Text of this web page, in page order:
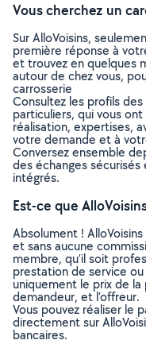
Vous cherchez un
Sur AlloVoisins,
première réponse à
et trouvez en quelques
autour de chez vous,
carrosserie
Consultez les profils
particuliers, qui vous
réalisation, expertises,
votre demande et à
Conversez ensemble
des échanges
intégrés.
Est-ce que
Absolument !
et sans aucune
membre, qu’il soit
prestation de service
uniquement le prix de
demandeur, et l’offreur.
Vous pouvez réaliser le
directement sur
bancaires.